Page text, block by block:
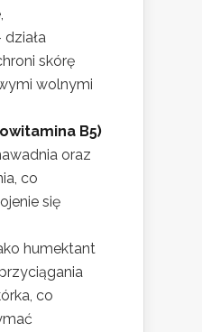
działa
skórę
wolnymi
B5)
oraz
co
się
humektant
co